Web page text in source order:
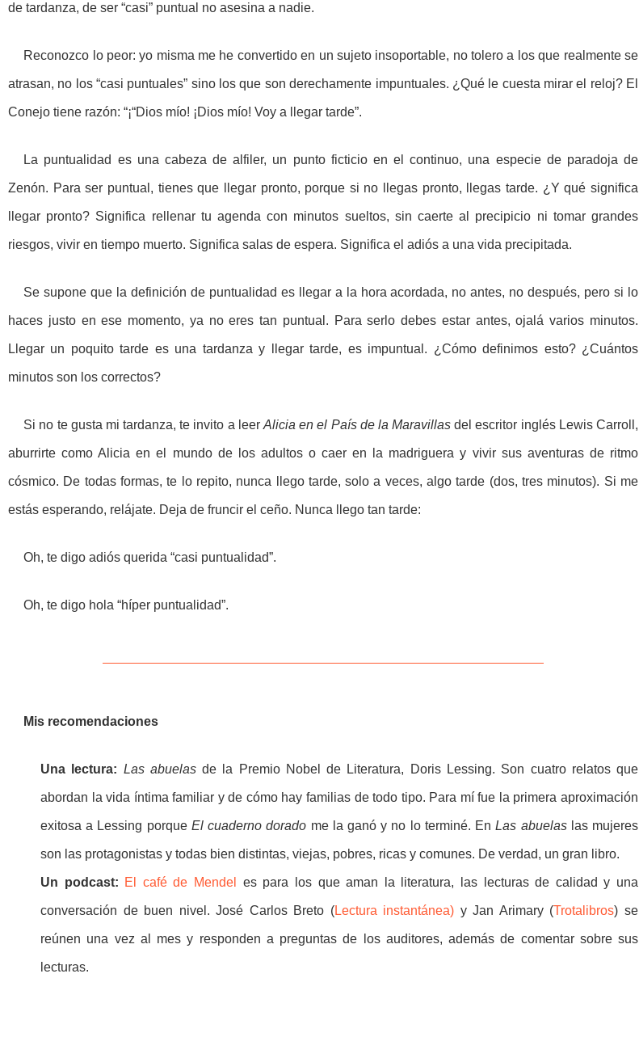
de tardanza, de ser “casi” puntual no asesina a nadie.
Reconozco lo peor: yo misma me he convertido en un sujeto insoportable, no tolero a los que realmente se
atrasan, no los “casi puntuales” sino los que son derechamente impuntuales. ¿Qué le cuesta mirar el reloj? El
Conejo tiene razón: “¡“Dios mío! ¡Dios mío! Voy a llegar tarde”.
La puntualidad es una cabeza de alfiler, un punto ficticio en el continuo, una especie de paradoja de
Zenón. Para ser puntual, tienes que llegar pronto, porque si no llegas pronto, llegas tarde. ¿Y qué significa
llegar pronto? Significa rellenar tu agenda con minutos sueltos, sin caerte al precipicio ni tomar grandes
riesgos, vivir en tiempo muerto. Significa salas de espera. Significa el adiós a una vida precipitada.
Se supone que la definición de puntualidad es llegar a la hora acordada, no antes, no después, pero si lo
haces justo en ese momento, ya no eres tan puntual. Para serlo debes estar antes, ojalá varios minutos.
Llegar un poquito tarde es una tardanza y llegar tarde, es impuntual. ¿Cómo definimos esto? ¿Cuántos
minutos son los correctos?
Si no te gusta mi tardanza, te invito a leerAlicia en el País de la Maravillas del escritor inglés Lewis Carroll,
aburrirte como Alicia en el mundo de los adultos o caer en la madriguera y vivir sus aventuras de ritmo
cósmico. De todas formas, te lo repito, nunca llego tarde, solo a veces, algo tarde (dos, tres minutos). Si me
estás esperando, relájate. Deja de fruncir el ceño. Nunca llego tan tarde:
Oh, te digo adiós querida “casi puntualidad”.
Oh, te digo hola “híper puntualidad”.
Mis recomendaciones
Una lectura: Las abuelasde la Premio Nobel de Literatura, Doris Lessing. Son cuatro relatos que
abordan la vida íntima familiar y de cómo hay familias de todo tipo. Para mí fue la primera aproximación
exitosa a Lessing porque El cuaderno dorado me la ganó y no lo terminé. EnLas abuelaslas mujeres
son las protagonistas y todas bien distintas, viejas, pobres, ricas y comunes. De verdad, un gran libro.
Un podcast: El café de Mendel es para los que aman la literatura, las lecturas de calidad y una
conversación de buen nivel. José Carlos Breto (Lectura instantánea) y Jan Arimary (Trotalibros) se
reúnen una vez al mes y responden a preguntas de los auditores, además de comentar sobre sus
lecturas.